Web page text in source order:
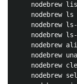
nodebrew
nodebrew ls
nodebrew
nodebrew
nodebrew
nodebrew
nodebrew
nodebrew